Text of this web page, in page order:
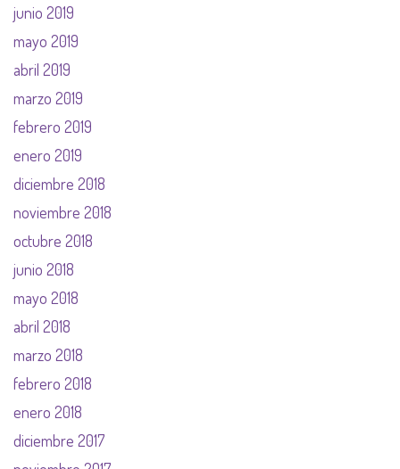
junio 2019
mayo 2019
abril 2019
marzo 2019
febrero 2019
enero 2019
diciembre 2018
noviembre 2018
octubre 2018
junio 2018
mayo 2018
abril 2018
marzo 2018
febrero 2018
enero 2018
diciembre 2017